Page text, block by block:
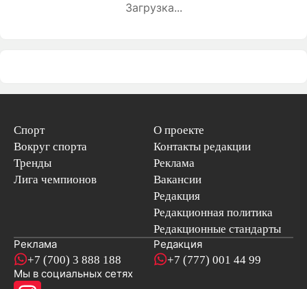
Загрузка...
Спорт
Вокруг спорта
Тренды
Лига чемпионов
О проекте
Контакты редакции
Реклама
Вакансии
Редакция
Редакционная политика
Редакционные стандарты
Реклама
+7 (700) 3 888 188
Редакция
+7 (777) 001 44 99
Мы в социальных сетях